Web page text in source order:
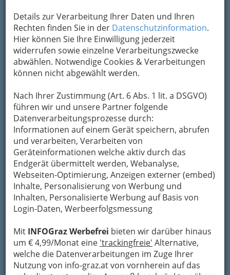
Details zur Verarbeitung Ihrer Daten und Ihren
Rechten finden Sie in der Datenschutzinformation.
Hier können Sie Ihre Einwilligung jederzeit
widerrufen sowie einzelne Verarbeitungszwecke
abwählen. Notwendige Cookies & Verarbeitungen
können nicht abgewählt werden.
Nach Ihrer Zustimmung (Art. 6 Abs. 1 lit. a DSGVO)
führen wir und unsere Partner folgende
Datenverarbeitungsprozesse durch:
Informationen auf einem Gerät speichern, abrufen
und verarbeiten, Verarbeiten von
Geräteinformationen welche aktiv durch das
Endgerät übermittelt werden, Webanalyse,
Webseiten-Optimierung, Anzeigen externer (embed)
Inhalte, Personalisierung von Werbung und
Inhalten, Personalisierte Werbung auf Basis von
Login-Daten, Werbeerfolgsmessung
Mit INFOGraz Werbefrei bieten wir darüber hinaus
um € 4,99/Monat eine 'trackingfreie' Alternative,
welche die Datenverarbeitungen im Zuge Ihrer
Nutzung von info-graz.at von vornherein auf das
Weinhof Franz u. Claudia Dietrich
Sernau 13, 8462 Gamlitz
+43 3453 3384
Eintrag ändern
Öffnungszeiten
Kategorien
Weingut Elsnegg
Eckberg 26, 8462 Gamlitz
+43 3453 4812
+43 3453 4812 - 4
Karte & Routenplaner
Eintrag ändern
Kategorien
Weingut Kleinskoff